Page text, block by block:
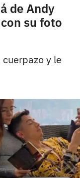
de Andy
su foto
y le